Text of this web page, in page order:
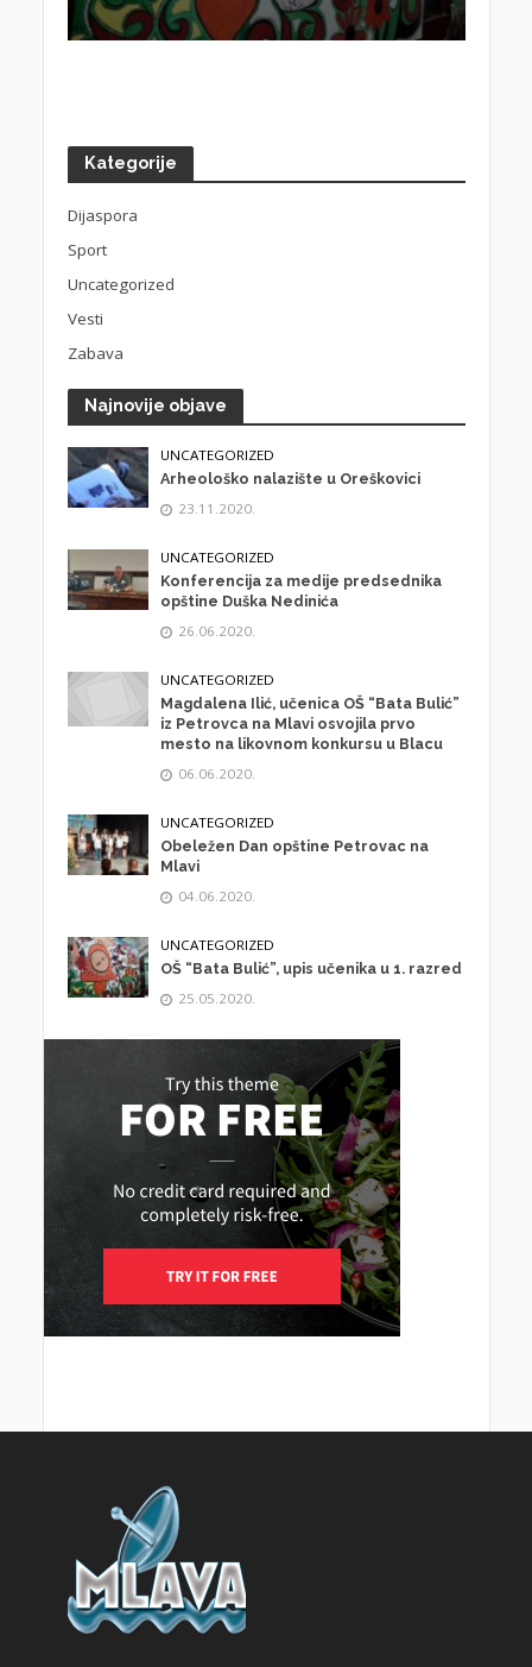
Kategorije
Dijaspora
Sport
Uncategorized
Vesti
Zabava
Najnovije objave
UNCATEGORIZED
Arheološko nalazište u Oreškovici
23.11.2020.
UNCATEGORIZED
Konferencija za medije predsednika
opštine Duška Nedinića
26.06.2020.
UNCATEGORIZED
Magdalena Ilić, učenica OŠ “Bata Bulić”
iz Petrovca na Mlavi osvojila prvo
mesto na likovnom konkursu u Blacu
06.06.2020.
UNCATEGORIZED
Obeležen Dan opštine Petrovac na
Mlavi
04.06.2020.
UNCATEGORIZED
OŠ “Bata Bulić”, upis učenika u 1. razred
25.05.2020.